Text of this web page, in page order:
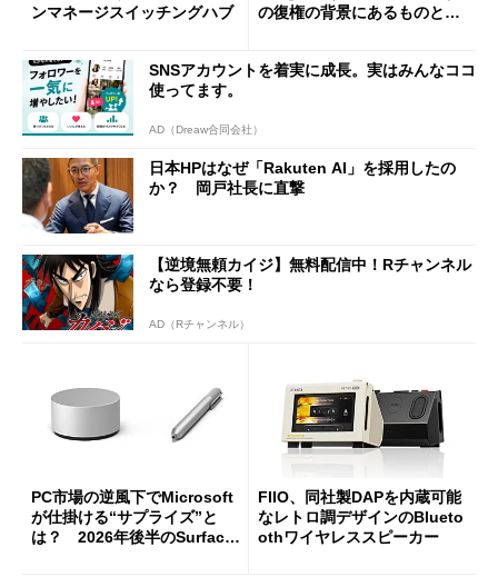
ンマネージスイッチングハブ
の復権の背景にあるものと
SNSアカウントを着実に成長。実はみんなココ
使ってます。
AD（Dreaw合同会社）
日本HPはなぜ「Rakuten AI」を採用したの
か？ 岡戸社長に直撃
【逆境無頼カイジ】無料配信中！Rチャンネル
なら登録不要！
AD（Rチャンネル）
PC市場の逆風下でMicrosoft
が仕掛ける“サプライズ”と
は？ 2026年後半のSurface
FIIO、同社製DAPを内蔵可能
なレトロ調デザインのBlueto
othワイヤレススピーカー